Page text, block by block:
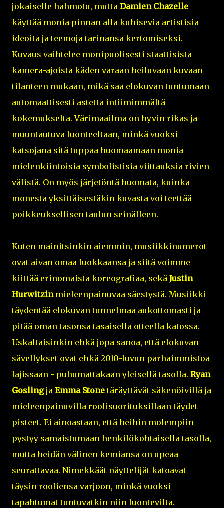
jokaiselle hahmotu, mutta Damien Chazelle
käyttää monia pinnan alla kuhisevia artistisia
ideoita ja teemoja tarinansa kertomiseksi.
Kuvaus vaihtelee monipuolisesti staattisista
kamera-ajoista käden varaan heiluvaan kuvaan
tilanteen mukaan, mikä saa elokuvan tuntumaan
automaattisesti astetta intiimimmältä
kokemukselta. Värimaailma on hyvin rikas ja
muuntautuva luonteeltaan, minkä vuoksi
katsojana sitä tuppaa huomaamaan monia
mielenkiintoisia symbolistisia viittauksia rivien
välistä. On myös järjetöntä huomata, kuinka
monesta yksittäisestäkin kuvasta voi teettää
poikkeuksellisen taulun seinälleen.
Kuten mainitsinkin aiemmin, musiikkinumerot
ovat aivan omaa luokkaansa ja siitä voimme
kiittää erinomaista koreografiaa, sekä Justin
Hurwitzinmieleenpainuvaa säestystä. Musiikki
täydentää elokuvan tunnelmaa aukottomasti ja
pitää oman tasonsa tasaisella otteella katossa.
Uskaltaisinkin ehkä jopa sanoa, että elokuvan
sävellykset ovat ehkä 2010-luvun parhaimmistoa
lajissaan - puhumattakaan yleisellä tasolla. Ryan
Goslingja Emma Stonetäräyttävät säkenöivillä ja
mieleenpainuvilla roolisuorituksillaan täydet
pisteet. Ei ainoastaan, että heihin molempiin
pystyy samaistumaan henkilökohtaisella tasolla,
mutta heidän välinen kemiansa on upeaa
seurattavaa. Nimekkäät näyttelijät katoavat
täysin rooliensa varjoon, minkä vuoksi
tapahtumat tuntuvatkin niin luontevilta.